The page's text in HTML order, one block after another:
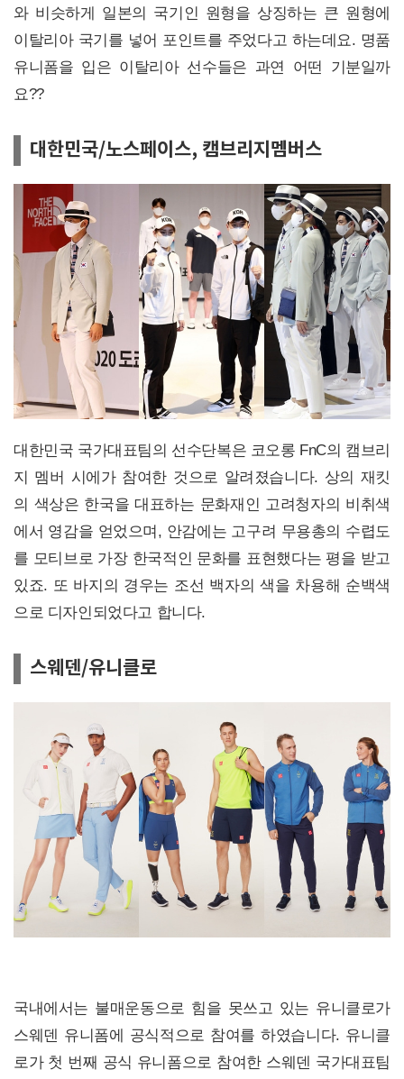
와 비슷하게 일본의 국기인 원형을 상징하는 큰 원형에
이탈리아 국기를 넣어 포인트를 주었다고 하는데요. 명품
유니폼을 입은 이탈리아 선수들은 과연 어떤 기분일까
요??
대한민국/노스페이스, 캠브리지멤버스
대한민국 국가대표팀의 선수단복은 코오롱 FnC의 캠브리
지 멤버 시에가 참여한 것으로 알려졌습니다. 상의 재킷
의 색상은 한국을 대표하는 문화재인 고려청자의 비취색
에서 영감을 얻었으며, 안감에는 고구려 무용총의 수렵도
를 모티브로 가장 한국적인 문화를 표현했다는 평을 받고
있죠. 또 바지의 경우는 조선 백자의 색을 차용해 순백색
으로 디자인되었다고 합니다.
스웨덴/유니클로
국내에서는 불매운동으로 힘을 못쓰고 있는 유니클로가
스웨덴 유니폼에 공식적으로 참여를 하였습니다. 유니클
로가 첫 번째 공식 유니폼으로 참여한 스웨덴 국가대표팀